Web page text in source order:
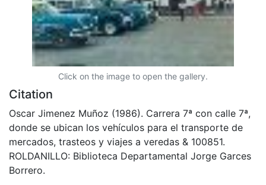
Click on the image to open the gallery.
Citation
Oscar Jimenez Muñoz (1986). Carrera 7ª con calle 7ª,
donde se ubican los vehículos para el transporte de
mercados, trasteos y viajes a veredas & 100851.
ROLDANILLO: Biblioteca Departamental Jorge Garces
Borrero.